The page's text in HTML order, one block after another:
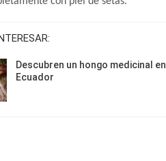
Descubren un hongo medicinal en
Ecuador